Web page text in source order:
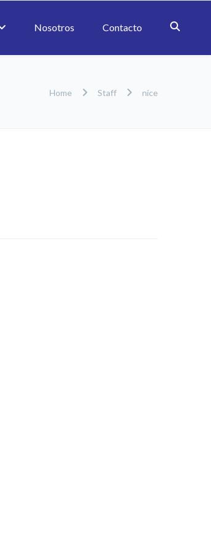
Nosotros Contacto
Home Staff nice